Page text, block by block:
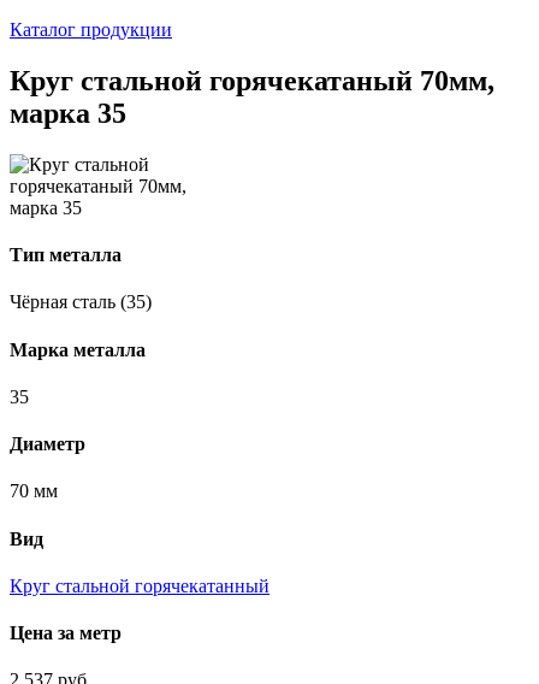
Каталог продукции
Круг стальной горячекатаный 70мм,
марка 35
Тип металла
Чёрная сталь (35)
Марка металла
35
Диаметр
70 мм
Вид
Круг стальной горячекатанный
Цена за метр